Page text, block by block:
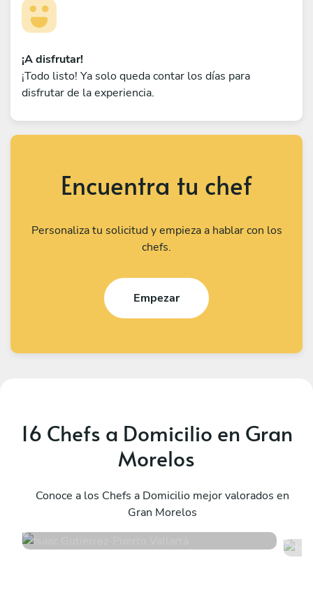
¡A disfrutar!
¡Todo listo! Ya solo queda contar los días para
disfrutar de la experiencia.
Encuentra tu chef
Personaliza tu solicitud y empieza a hablar con los
chefs.
Empezar
16 Chefs a Domicilio en Gran
Morelos
Conoce a los Chefs a Domicilio mejor valorados en
Gran Morelos
Puerto Vallarta
1432 servicios